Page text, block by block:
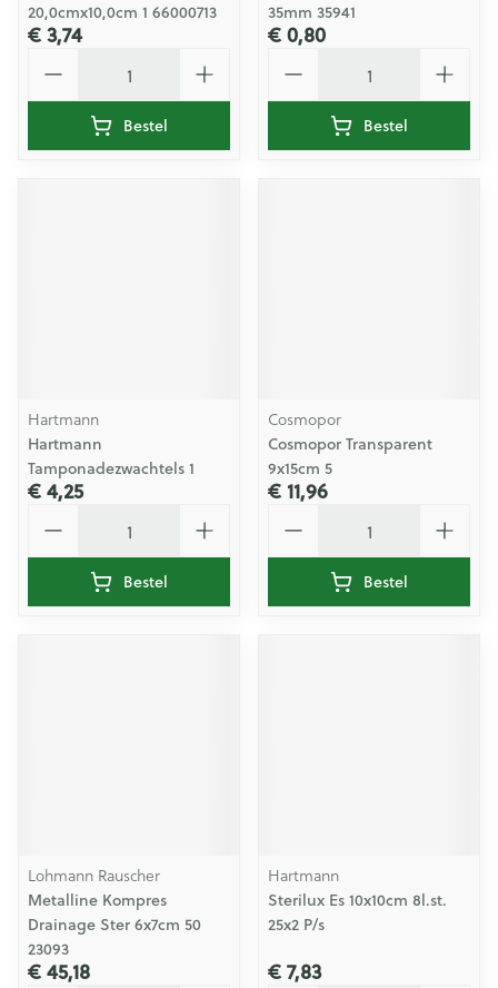
20,0cmx10,0cm 1 66000713
€ 3,74
Bestel
35mm 35941
€ 0,80
Bestel
Hartmann
Hartmann
Tamponadezwachtels 1
€ 4,25
Bestel
Cosmopor
Cosmopor Transparent
9x15cm 5
€ 11,96
Bestel
Lohmann Rauscher
Metalline Kompres
Drainage Ster 6x7cm 50
23093
€ 45,18
Hartmann
Sterilux Es 10x10cm 8l.st.
25x2 P/s
€ 7,83